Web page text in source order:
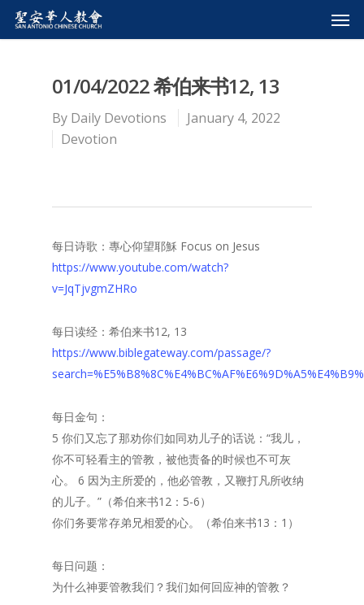
01/04/2022 希伯来书12, 13
By Daily Devotions
January 4, 2022
Devotion
每日诗歌：專心仰望耶穌 Focus on Jesus
https://www.youtube.com/watch?
v=JqTjvgmZHRo
每日读经：希伯来书12, 13
https://www.biblegateway.com/passage/?
每日金句：
5 你们又忘了那劝你们如同劝儿子的话说：“我儿，
你不可轻看主的管教，被他责备的时候也不可灰
心。 6 因为主所爱的，他必管教，又鞭打凡所收纳
的儿子。”（希伯来书12：5-6）
你们务要常存弟兄相爱的心。（希伯来书13：1）
每日问题：
为什么神要管教我们？我们如何回应神的管教？